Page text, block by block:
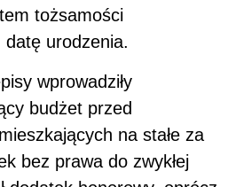
tożsamości
urodzenia.
wprowadziły
budżet przed
na stałe za
bez prawa do zwykłej